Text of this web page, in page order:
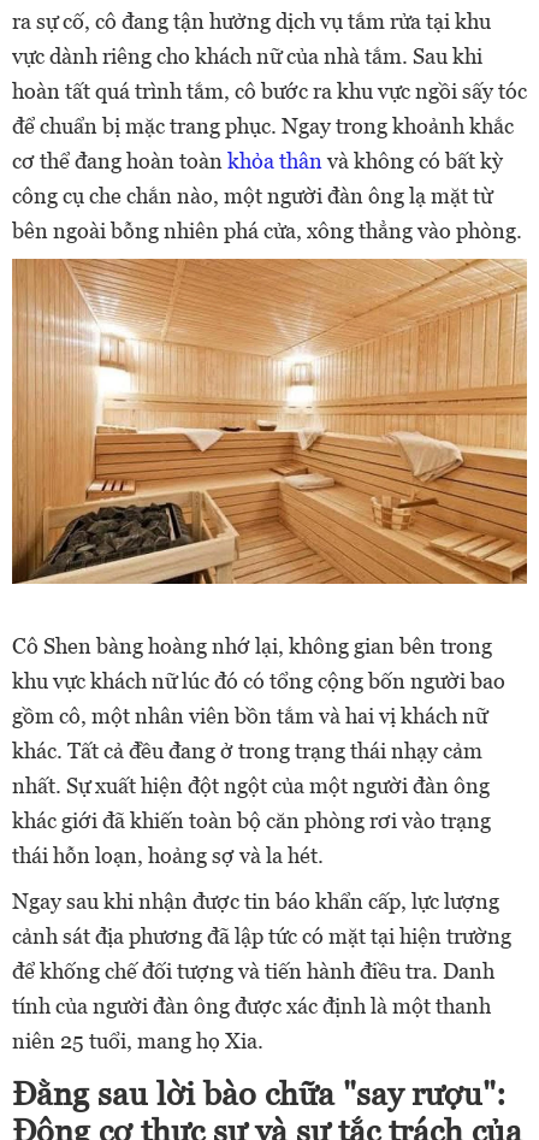
ra sự cố, cô đang tận hưởng dịch vụ tắm rửa tại khu
vực dành riêng cho khách nữ của nhà tắm. Sau khi
hoàn tất quá trình tắm, cô bước ra khu vực ngồi sấy tóc
để chuẩn bị mặc trang phục. Ngay trong khoảnh khắc
cơ thể đang hoàn toàn khỏa thânvà không có bất kỳ
công cụ che chắn nào, một người đàn ông lạ mặt từ
bên ngoài bỗng nhiên phá cửa, xông thẳng vào phòng.
Cô Shen bàng hoàng nhớ lại, không gian bên trong
khu vực khách nữ lúc đó có tổng cộng bốn người bao
gồm cô, một nhân viên bồn tắm và hai vị khách nữ
khác. Tất cả đều đang ở trong trạng thái nhạy cảm
nhất. Sự xuất hiện đột ngột của một người đàn ông
khác giới đã khiến toàn bộ căn phòng rơi vào trạng
thái hỗn loạn, hoảng sợ và la hét.
Ngay sau khi nhận được tin báo khẩn cấp, lực lượng
cảnh sát địa phương đã lập tức có mặt tại hiện trường
để khống chế đối tượng và tiến hành điều tra. Danh
tính của người đàn ông được xác định là một thanh
niên 25 tuổi, mang họ Xia.
Đằng sau lời bào chữa "say rượu":
Động cơ thực sự và sự tắc trách của